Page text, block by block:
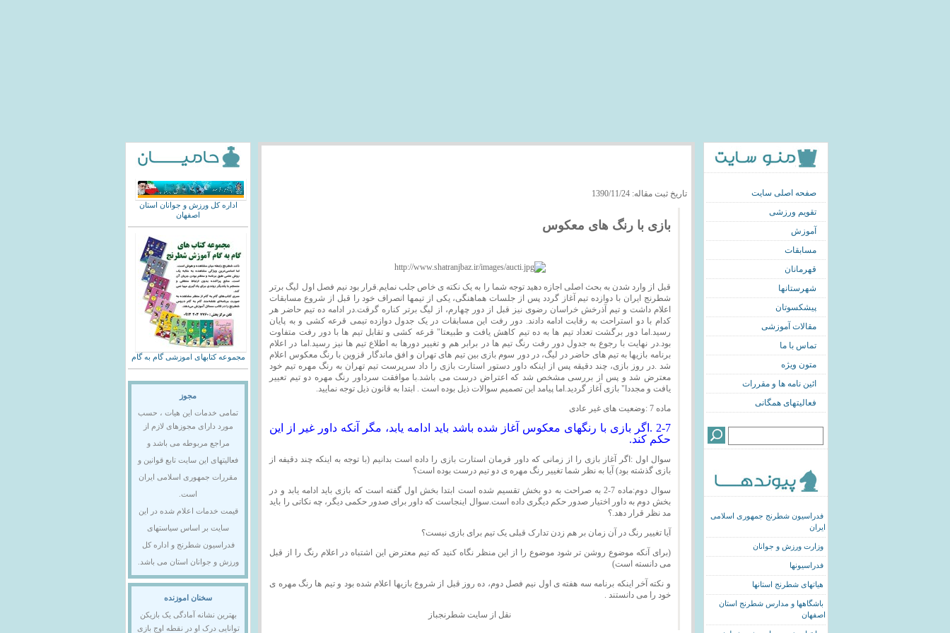
صفحه اصلی سایت
تقویم ورزشی
آموزش
مسابقات
قهرمانان
شهرستانها
پیشکسوتان
مقالات آموزشی
تماس با ما
متون ویژه
ائین نامه ها و مقررات
فعالیتهای همگانی
فدراسیون شطرنج جمهوری اسلامی
ایران
وزارت ورزش و جوانان
فدراسیونها
هیاتهای شطرنج استانها
باشگاهها و مدارس شطرنج استان
اصفهان
تاریخ ثبت مقاله: 1390/11/24
بازی با رنگ های معکوس
قبل از وارد شدن به بحث اصلی اجازه دهید توجه شما را به یک نکته ی خاص جلب نمایم.قرار بود نیم فصل اول لیگ برتر
شطرنج ایران با دوازده تیم آغاز گردد پس از جلسات هماهنگی، یکی از تیمها انصراف خود را قبل از شروع مسابقات
اعلام داشت و تیم آذرخش خراسان رضوی نیز قبل از دور چهارم، از لیگ برتر کناره گرقت.در ادامه ده تیم حاضر هر
کدام با دو استراحت به رقابت ادامه دادند. دور رفت این مسابقات در یک جدول دوازده تیمی قرعه کشی و به پایان
رسید.اما دور برگشت تعداد تیم ها به ده تیم کاهش یافت و طبیعتا" قرعه کشی و تقابل تیم ها با دور رفت متفاوت
بود.در نهایت با رجوع به جدول دور رفت رنگ تیم ها در برابر هم و تغییر دورها به اطلاع تیم ها نیز رسید.اما در اعلام
برنامه بازیها به تیم های حاضر در لیگ، در دور سوم بازی بین تیم های تهران و افق ماندگار قزوین با رنگ معکوس اعلام
شد .در روز بازی، چند دقیقه پس از اینکه داور دستور استارت بازی را داد سرپرست تیم تهران به رنگ مهره تیم خود
معترض شد و پس از بررسی مشخص شد که اعتراض درست می باشد.با موافقت سرداور رنگ مهره دو تیم تعییر
یافت و مجددا" بازی آغاز گردید.اما پیامد این تصمیم سوالات ذیل بوده است . ابتدا به قانون ذیل توجه نمایید.
ماده 7 :وضعیت های غیر عادی
2-7 .اگر بازی با رنگهای معکوس آغاز شده باشد باید ادامه یابد، مگر آنکه داور غیر از این
حکم کند.
سوال اول :اگر آغاز بازی را از زمانی که داور فرمان استارت بازی را داده است بدانیم (با توجه به اینکه چند دقیفه از
بازی گذشته بود) آیا به نظر شما تغییر رنگ مهره ی دو تیم درست بوده است؟
سوال دوم:ماده 7-2 به صراحت به دو بخش تقسیم شده است ابتدا بخش اول گفته است که بازی باید ادامه یابد و در
بخش دوم به داور اختیار صدور حکم دیگری داده است.سوال اینجاست که داور برای صدور حکمی دیگر، چه نکاتی را باید
مد نظر قرار دهد.؟
آیا تغییر رنگ در آن زمان بر هم زدن تدارک قبلی یک تیم برای بازی نیست؟
(برای آنکه موضوع روشن تر شود موضوع را از این منظر نگاه کنید که تیم معترض این اشتباه در اعلام رنگ را از قبل
می دانسته است)
و نکته آخر اینکه برنامه سه هفته ی اول نیم فصل دوم، ده روز قبل از شروع بازیها اعلام شده بود و تیم ها رنگ مهره ی
خود را می دانستند .
نقل از سایت شطرنجباز
اداره کل ورزش و جوانان استان
اصفهان
مجموعه کتابهای اموزشی گام به گام
مجوز
تمامی خدمات این هیات ، حسب
مورد دارای مجوزهای لازم از
مراجع مربوطه می باشد و
فعالیتهای این سایت تابع قوانین و
مقررات جمهوری اسلامی ایران
است.
قیمت خدمات اعلام شده در این
سایت بر اساس سیاستهای
فدراسیون شطرنج و اداره کل
ورزش و جوانان استان می باشد.
سخنان اموزنده
بهترین نشانه آمادگی یک بازیکن
توانایی درک او در نقطه اوج بازی